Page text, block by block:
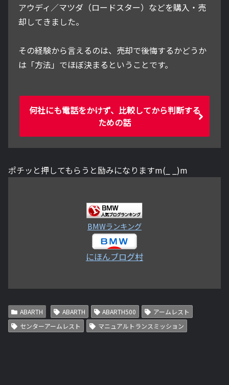
アウディ／マツダ（ロードスター）などを購入・売
却してきました。
その経験から言えるのは、売却で後悔するかどうか
は「方法」でほぼ決まるということです。
何社にも電話をかけず、比較してから判断する
ための話
ポチッと押してもらうと励みになりますm(_ _)m
BMWランキング
にほんブログ村
ABARTH ABARTH ABARTH500
アームレスト
センターアームレスト
マニュアルトランスミッション